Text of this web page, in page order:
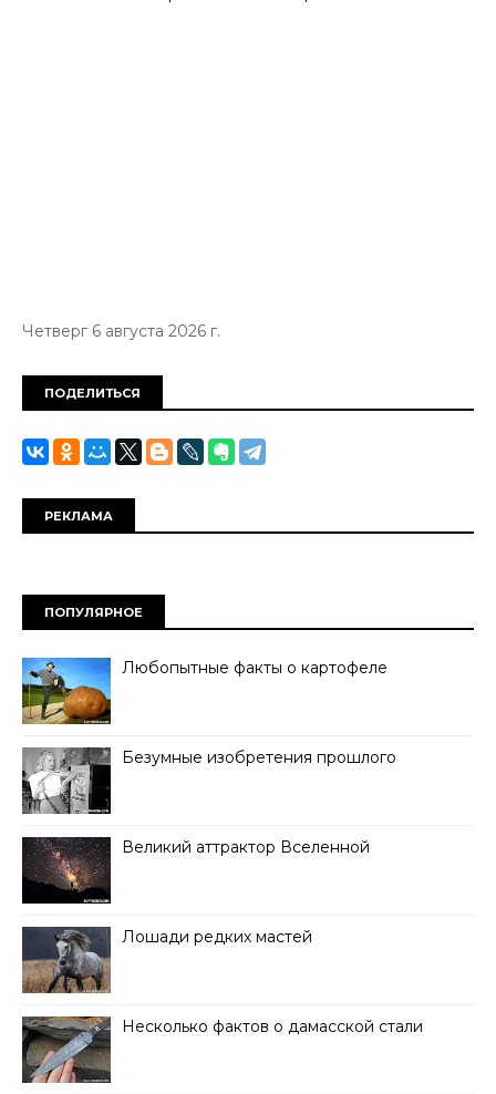
Четверг 6 августа 2026 г.
ПОДЕЛИТЬСЯ
РЕКЛАМА
ПОПУЛЯРНОЕ
Любопытные факты о картофеле
Безумные изобретения прошлого
Великий аттрактор Вселенной
Лошади редких мастей
Несколько фактов о дамасской стали